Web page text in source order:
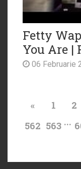
Fetty
You Are |
06 Februarie
« 1 2
562 563 ...